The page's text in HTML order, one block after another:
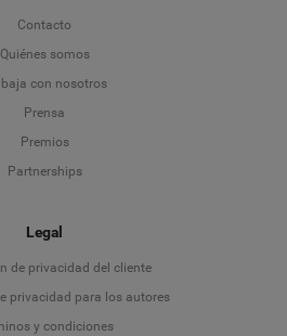
Contacto
Quiénes somos
con nosotros
Prensa
Premios
Partnerships
Legal
de privacidad del cliente
privacidad para los autores
y condiciones
Language
Deutsch